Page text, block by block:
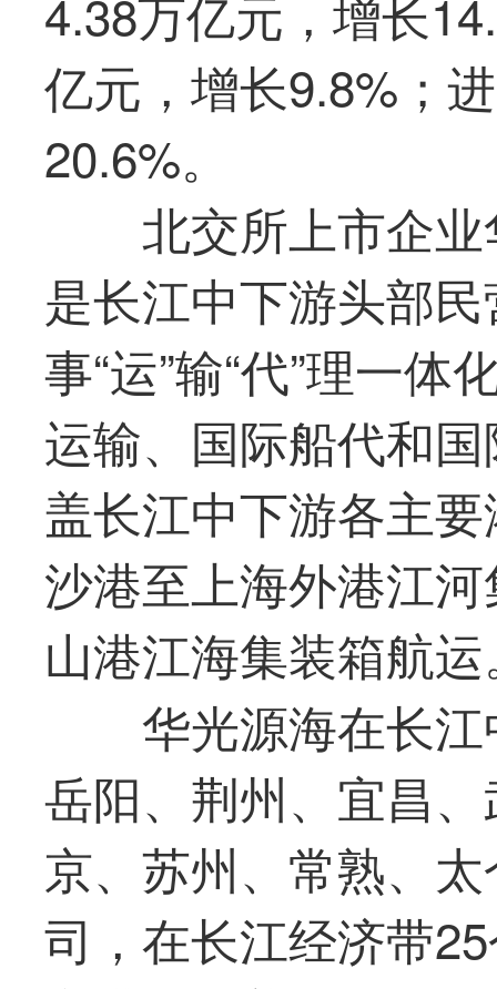
亿元，增长9.8%；
20.6%。
北交所上市企业
是长江中下游头部
事“运”输“代”理一
运输、国际船代和
盖长江中下游各主
沙港至上海外港江
山港江海集装箱航
华光源海在长
岳阳、荆州、宜昌
京、苏州、常熟、
司，在长江经济带